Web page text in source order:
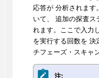
応答が 分析されま
いて、 追加の探査ス
れます。ここで入力
を実行する回数を
チフェーズ・スキャ
注: